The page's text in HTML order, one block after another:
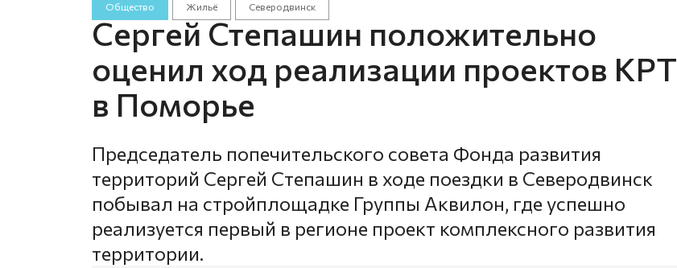
Общество Жильё Северодвинск
Сергей Степашин положительно
оценил ход реализации проектов КРТ
в Поморье
Председатель попечительского совета Фонда развития
территорий Сергей Степашин в ходе поездки в Северодвинск
побывал на стройплощадке Группы Аквилон, где успешно
реализуется первый в регионе проект комплексного развития
территории.